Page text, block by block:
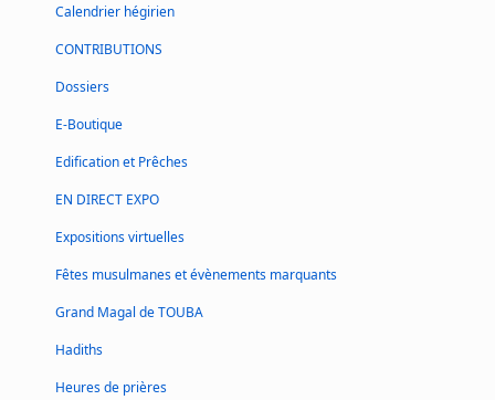
Calendrier hégirien
CONTRIBUTIONS
Dossiers
E-Boutique
Edification et Prêches
EN DIRECT EXPO
Expositions virtuelles
Fêtes musulmanes et évènements marquants
Grand Magal de TOUBA
Hadiths
Heures de prières